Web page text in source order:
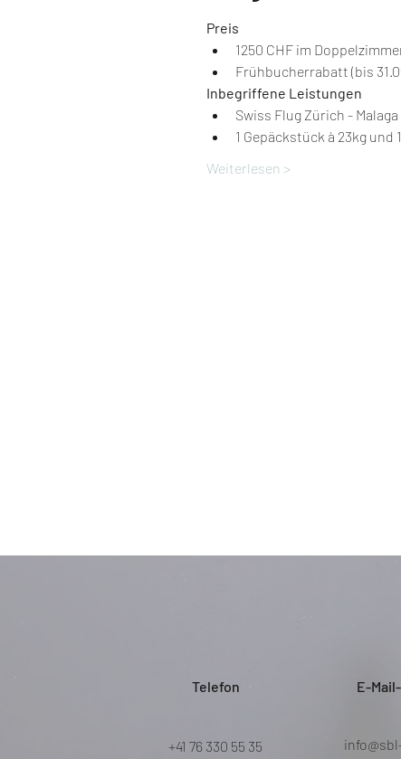
Preis
1250 CHF im
Frühbucherrabatt (bis
Inbegriffene Leistungen
Swiss Flug Zürich -
1 Gepäckstück à 23kg
Weiterlesen >
Telefon E-
+41 76 330 55 35